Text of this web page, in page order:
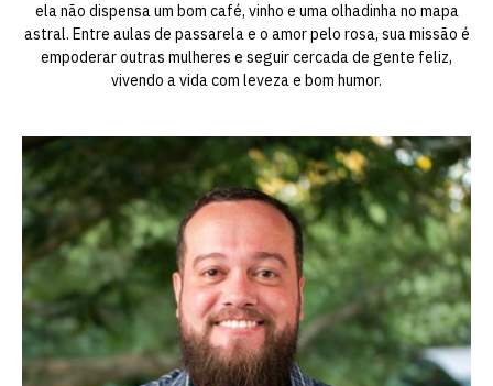
ela não dispensa um bom café, vinho e uma olhadinha no mapa
astral. Entre aulas de passarela e o amor pelo rosa, sua missão é
empoderar outras mulheres e seguir cercada de gente feliz,
vivendo a vida com leveza e bom humor.